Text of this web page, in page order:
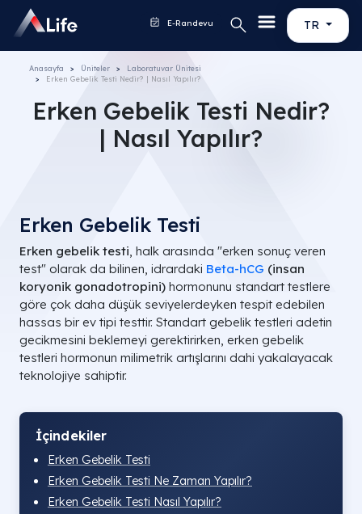
TR
E-Randevu
Anasayfa Üniteler
Laboratuvar Ünitesi
Erken Gebelik Testi Nedir? | Nasıl Yapılır?
Erken Gebelik Testi Nedir?
| Nasıl Yapılır?
Erken Gebelik Testi
Erken gebelik testi, halk arasında "erken sonuç veren
test" olarak da bilinen, idrardaki Beta-hCG (insan
koryonik gonadotropini) hormonunu standart testlere
göre çok daha düşük seviyelerdeyken tespit edebilen
hassas bir ev tipi testtir. Standart gebelik testleri adetin
gecikmesini beklemeyi gerektirirken, erken gebelik
testleri hormonun milimetrik artışlarını dahi yakalayacak
teknolojiye sahiptir.
İçindekiler
Erken Gebelik Testi
Erken Gebelik Testi Ne Zaman Yapılır?
Erken Gebelik Testi Nasıl Yapılır?